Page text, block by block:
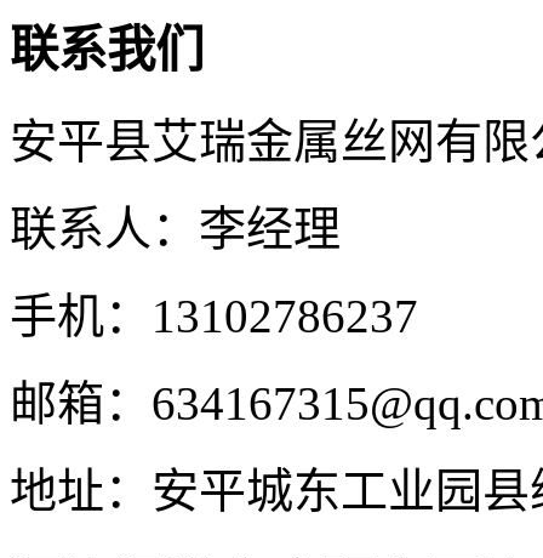
联系我们
安平县艾瑞金属丝网有限
联系人：李经理
手机：13102786237
邮箱：
地址：安平城东工业园县